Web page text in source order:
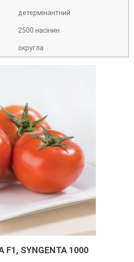
детермінантний
2500 насінин
округла
SYNGENTA 1000